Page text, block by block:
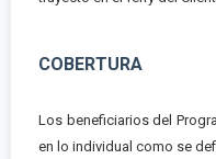
COBERTURA
Los beneficiarios del
en lo individual como se